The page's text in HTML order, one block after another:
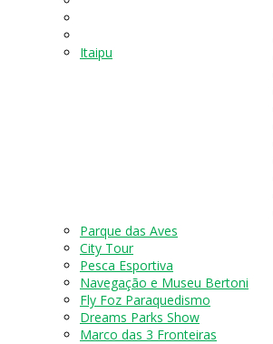
Itaipu
Parque das Aves
City Tour
Pesca Esportiva
Navegação e Museu Bertoni
Fly Foz Paraquedismo
Dreams Parks Show
Marco das 3 Fronteiras